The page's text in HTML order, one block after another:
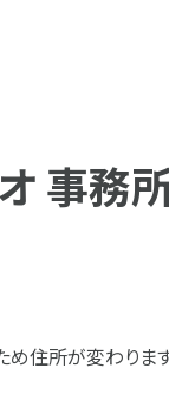
事務
住所が変わります